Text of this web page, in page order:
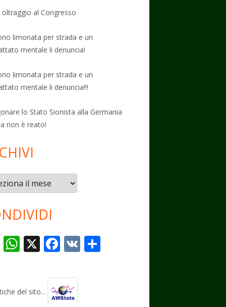
oltraggio al Congresso
limonata per strada e un
mentale li denuncia!
limonata per strada e un
mentale li denuncia!!!
lo Stato Sionista alla Germania
non è reato!
T
gr
W
s
X F
b
V
del sito…